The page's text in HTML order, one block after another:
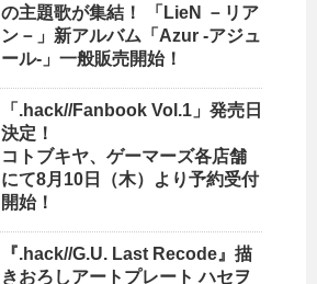
の主題歌が集結！ 「LieN －リア
ン－」新アルバム「Azur -アジュ
ール-」一般販売開始！
「.hack//Fanbook Vol.1」発売日
決定！
コトブキヤ、ゲーマーズ各店舗
にて8月10日（木）より予約受付
開始！
『.hack//G.U. Last Recode』描
きおろしアートプレート ハセヲ